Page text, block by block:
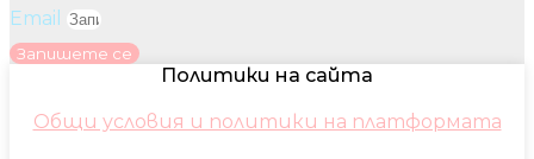
Email
Запишете се
Политики на сайта
Общи условия и политики на платформата